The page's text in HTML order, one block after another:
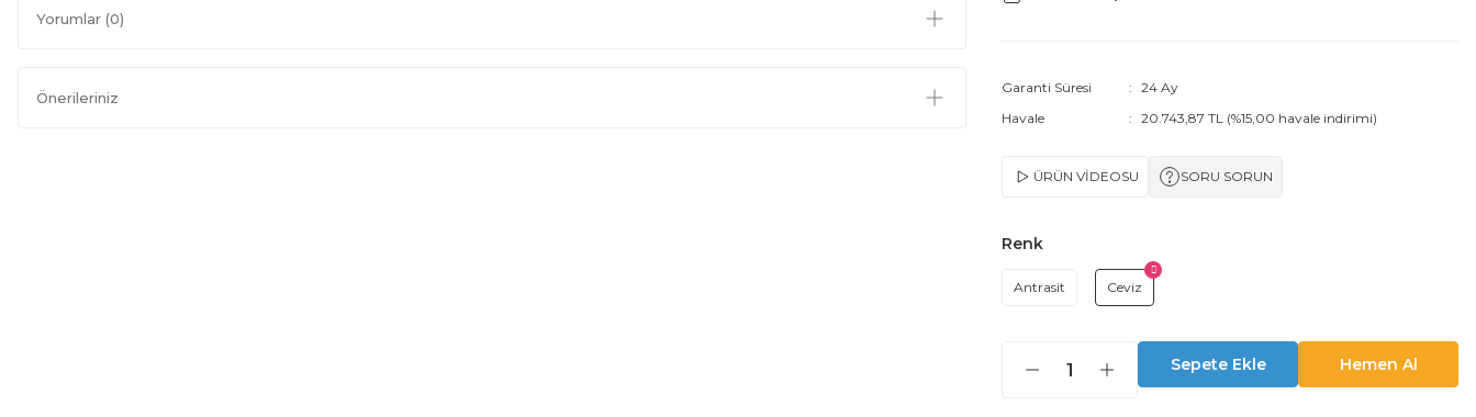
Yorumlar (0)
Önerileriniz
Garanti Süresi
24 Ay
Havale
20.743,87 TL (%15,00 havale indirimi)
ÜRÜN VİDEOSU SORU SORUN
Renk
Antrasit Ceviz
Sepete Ekle Hemen Al